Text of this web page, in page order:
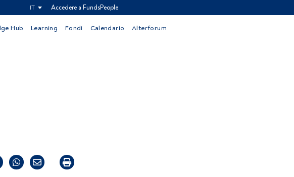
IT Accedere a FundsPeople
Hub Learning Fondi Calendario Alterforum